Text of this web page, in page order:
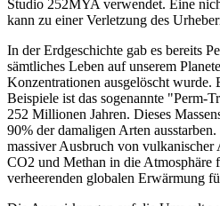
Studio 252MYA verwendet. Eine
kann zu einer Verletzung des
In der Erdgeschichte gab es bereits
sämtliches Leben aufunserem
Konzentrationen ausgelöscht wurde.
Beispiele ist das sogenannte "Perm-
252 Millionen Jahren. Dieses
90% derdamaligen Arten ausstarben.
massiverAusbruch von vulkanischer
CO2 und Methan in die Atmosphäre
verheerenden globalen Erwärmung